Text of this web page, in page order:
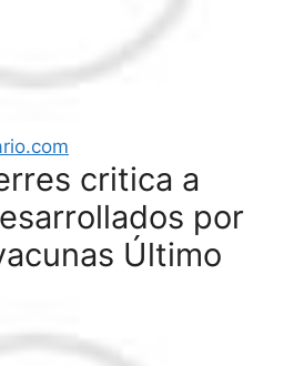
critica a
por
Último